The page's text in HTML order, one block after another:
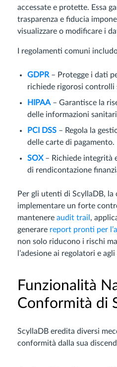
accessate e protette. Essa
trasparenza e fiducia
visualizzare o modificare i
I regolamenti comuni
GDPR – Protegge i dati
richiede rigorosi controlli
HIPAA – Garantisce la
delle informazioni
PCI DSS – Regola la
delle carte di pagamento.
SOX– Richiede integrità
di rendicontazione
Per gli utenti di ScyllaDB,
implementare un forte
mantenere audit trail ,
generare report pronti per
non solo riducono i rischi
l’adesione ai regolatori e
Funzionalità
Conformità di
ScyllaDB eredita diversi
conformità dalla sua